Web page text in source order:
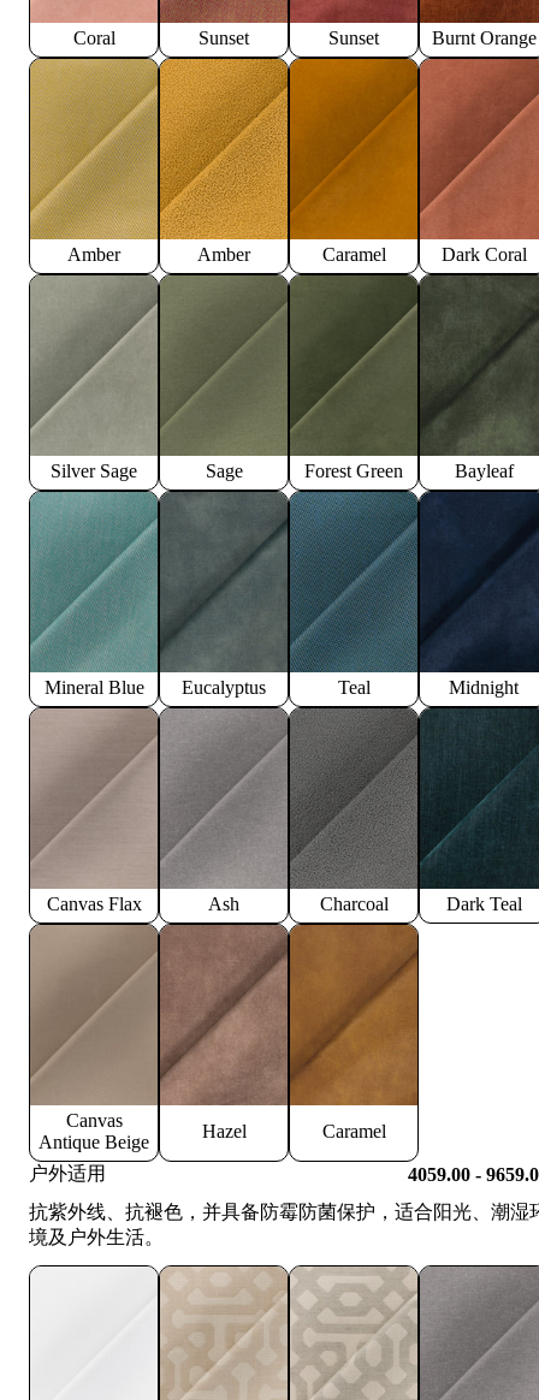
Coral Sunset Sunset Burnt Orange
Amber Amber Caramel Dark Coral
Silver Sage Sage Forest Green Bayleaf
Mineral Blue Eucalyptus Teal Midnight
Canvas Flax Ash Charcoal Dark Teal
Canvas
Antique Beige
Hazel Caramel
户外适用
4059.00 -
抗紫外线、抗褪色，并具备防霉防菌保护，适合阳光、潮湿
境及户外生活。